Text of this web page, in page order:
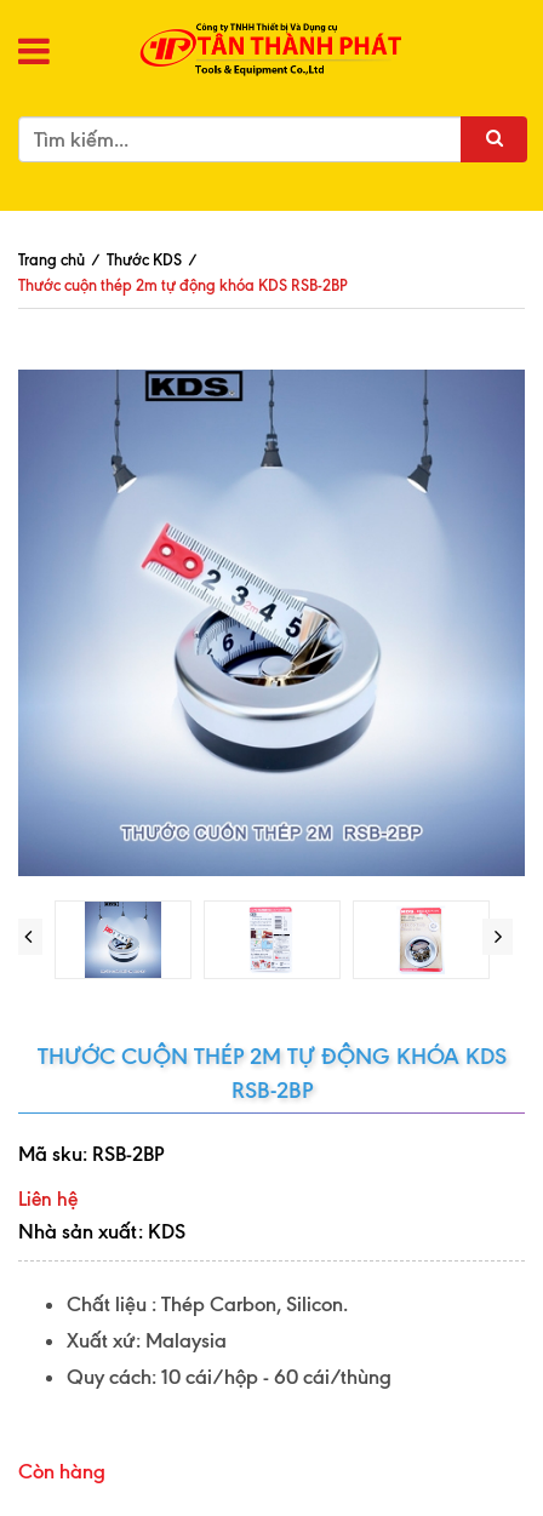
Trang chủ / Thước KDS /
Thước cuộn thép 2m tự động khóa KDS RSB-2BP
THƯỚC CUỘN THÉP 2M TỰ ĐỘNG KHÓA KDS
RSB-2BP
Mã sku: RSB-2BP
Liên hệ
Nhà sản xuất: KDS
Chất liệu : Thép Carbon, Silicon.
Xuất xứ: Malaysia
Quy cách: 10 cái/hộp - 60 cái/thùng
Còn hàng